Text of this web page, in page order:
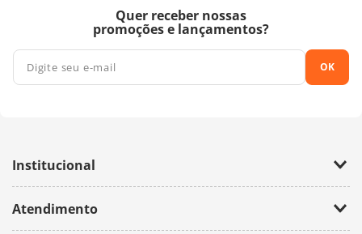
Quer receber nossas
promoções e lançamentos?
OK
Institucional
Trabalhe Conosco
Atendimento